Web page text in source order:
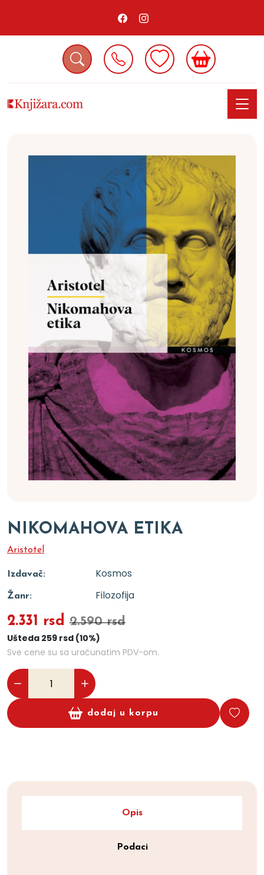
NIKOMAHOVA ETIKA
Aristotel
Izdavač: Kosmos
Žanr: Filozofija
2.331 rsd 2.590 rsd
Ušteda 259 rsd (10%)
Sve cene su sa uračunatim PDV-om.
dodaj u korpu
Opis
Podaci